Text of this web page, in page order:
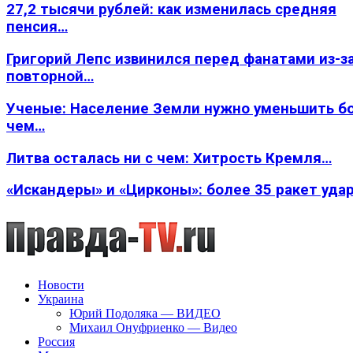
27,2 тысячи рублей: как изменилась средняя
пенсия…
Григорий Лепс извинился перед фанатами из-
повторной…
Ученые: Население Земли нужно уменьшить
чем…
Литва осталась ни с чем: Хитрость Кремля…
«Искандеры» и «Цирконы»: более 35 ракет
Новости
Украина
Юрий Подоляка — ВИДЕО
Михаил Онуфриенко — Видео
Россия